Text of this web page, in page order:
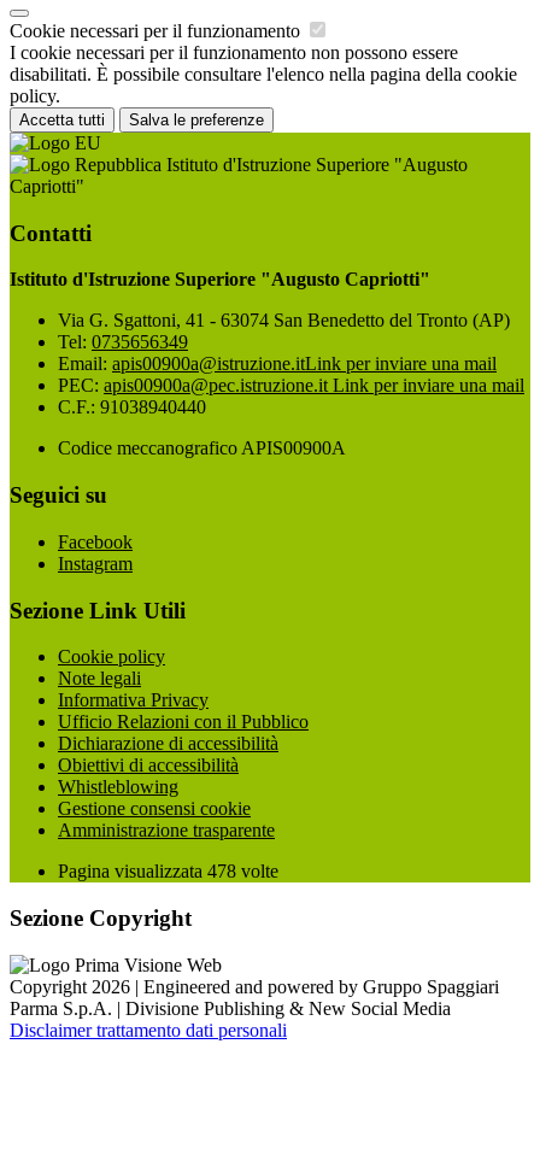
Cookie necessari per il funzionamento
I cookie necessari per il funzionamento non possono essere
disabilitati. È possibile consultare l'elenco nella pagina della cookie
policy.
Accetta tutti Salva le preferenze
Istituto d'Istruzione Superiore "Augusto
Capriotti"
Contatti
Istituto d'Istruzione Superiore "Augusto Capriotti"
Via G. Sgattoni, 41 - 63074 San Benedetto del Tronto (AP)
Tel: 0735656349
Email: apis00900a@istruzione.itLink per inviare una mail
PEC: apis00900a@pec.istruzione.itLink per inviare una mail
C.F.: 91038940440
Codice meccanografico APIS00900A
Seguici su
Facebook
Instagram
Sezione Link Utili
Cookie policy
Note legali
Informativa Privacy
Ufficio Relazioni con il Pubblico
Dichiarazione di accessibilità
Obiettivi di accessibilità
Whistleblowing
Gestione consensi cookie
Amministrazione trasparente
Pagina visualizzata 478 volte
Sezione Copyright
Copyright 2026 | Engineered and powered by Gruppo Spaggiari
Parma S.p.A. | Divisione Publishing & New Social Media
Disclaimer trattamento dati personali